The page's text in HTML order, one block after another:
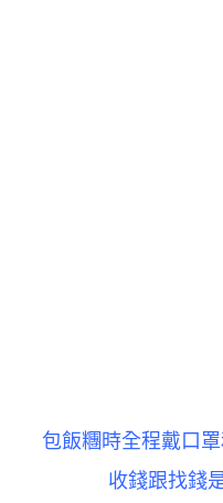
包飯糰時全程戴口
收錢跟找錢